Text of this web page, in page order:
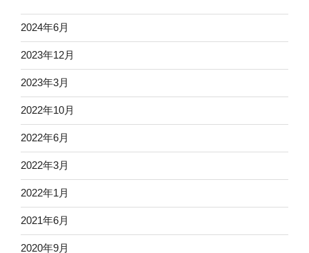
2024年6月
2023年12月
2023年3月
2022年10月
2022年6月
2022年3月
2022年1月
2021年6月
2020年9月